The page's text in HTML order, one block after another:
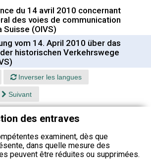
du 14 avril 2010 concernant
des voies de communication
(OIVS)
vom 14. April 2010 über das
historischen Verkehrswege
Inverser les langues
Suivant
des entraves
examinent, dès que
dans quelle mesure des
peuvent être réduites ou supprimées.